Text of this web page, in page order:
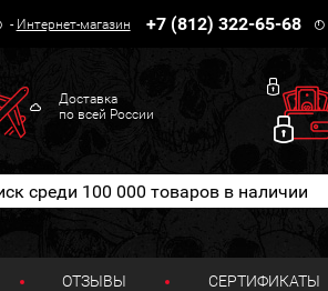
- Интернет-магазин +7 (812) 322-65-68
Доставка
по всей России
ОТЗЫВЫ СЕРТИФИКАТЫ